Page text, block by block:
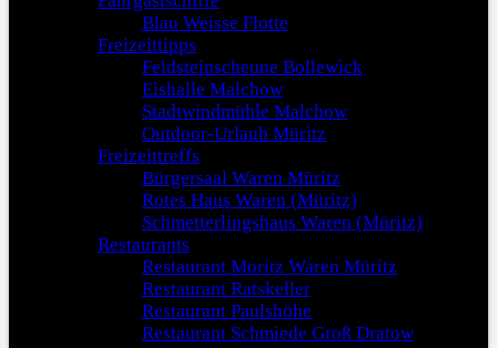
Blau Weisse Flotte
Freizeittipps
Feldsteinscheune Bollewick
Eishalle Malchow
Stadtwindmühle Malchow
Outdoor-Urlaub Müritz
Freizeittreffs
Bürgersaal Waren Müritz
Rotes Haus Waren (Müritz)
Schmetterlingshaus Waren (Müritz)
Restaurants
Restaurant Moritz Waren Müritz
Restaurant Ratskeller
Restaurant Paulshöhe
Restaurant Schmiede Groß Dratow